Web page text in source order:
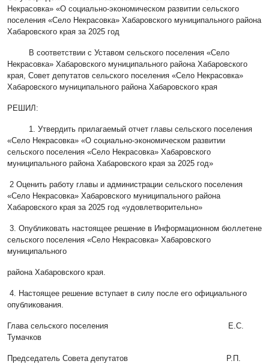
Некрасовка» «О социально-экономическом развитии сельского
поселения «Село Некрасовка» Хабаровского муниципального района
Хабаровского края за 2025 год
В соответствии с Уставом сельского поселения «Село
Некрасовка» Хабаровского муниципального района Хабаровского
края, Совет депутатов сельского поселения «Село Некрасовка»
Хабаровского муниципального района Хабаровского края
РЕШИЛ:
1. Утвердить прилагаемый отчет главы сельского поселения
«Село Некрасовка» «О социально-экономическом развитии
сельского поселения «Село Некрасовка» Хабаровского
муниципального района Хабаровского края за 2025 год»
2 Оценить работу главы и администрации сельского поселения
«Село Некрасовка» Хабаровского муниципального района
Хабаровского края за 2025 год «удовлетворительно»
3. Опубликовать настоящее решение в Информационном бюллетене
сельского поселения «Село Некрасовка» Хабаровского
муниципального
района Хабаровского края.
4. Настоящее решение вступает в силу после его официального
опубликования.
Глава сельского поселения Е.С.
Тумачков
Председатель Совета депутатов Р.П.